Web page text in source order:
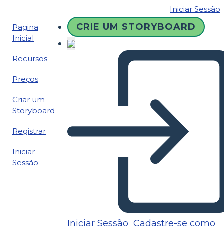
Iniciar Sessão
Pagina
Inicial
Recursos
Preços
Criar um
Storyboard
Registrar
Iniciar
Sessão
CRIE UM STORYBOARD
Iniciar Sessão Cadastre-se como